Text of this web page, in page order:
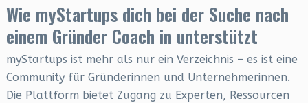
Wie myStartups dich bei der Suche nach
einem Gründer Coach in unterstützt
myStartups ist mehr als nur ein Verzeichnis – es ist eine
Community für Gründerinnen und Unternehmerinnen.
Die Plattform bietet Zugang zu Experten, Ressourcen